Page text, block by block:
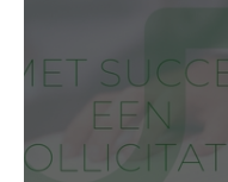
Tips over hoe
voorbereiden op
genoeg. Maar hoe
zorgen dat je uit
persoon